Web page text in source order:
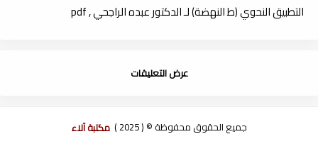
التطبيق النحوي (ط النهضة) لـ الدكتور عبده الراجحي , pdf
عرض التعليقات
جميع الحقوق محفوظة © ( 2025 ) مكتبة آلاء